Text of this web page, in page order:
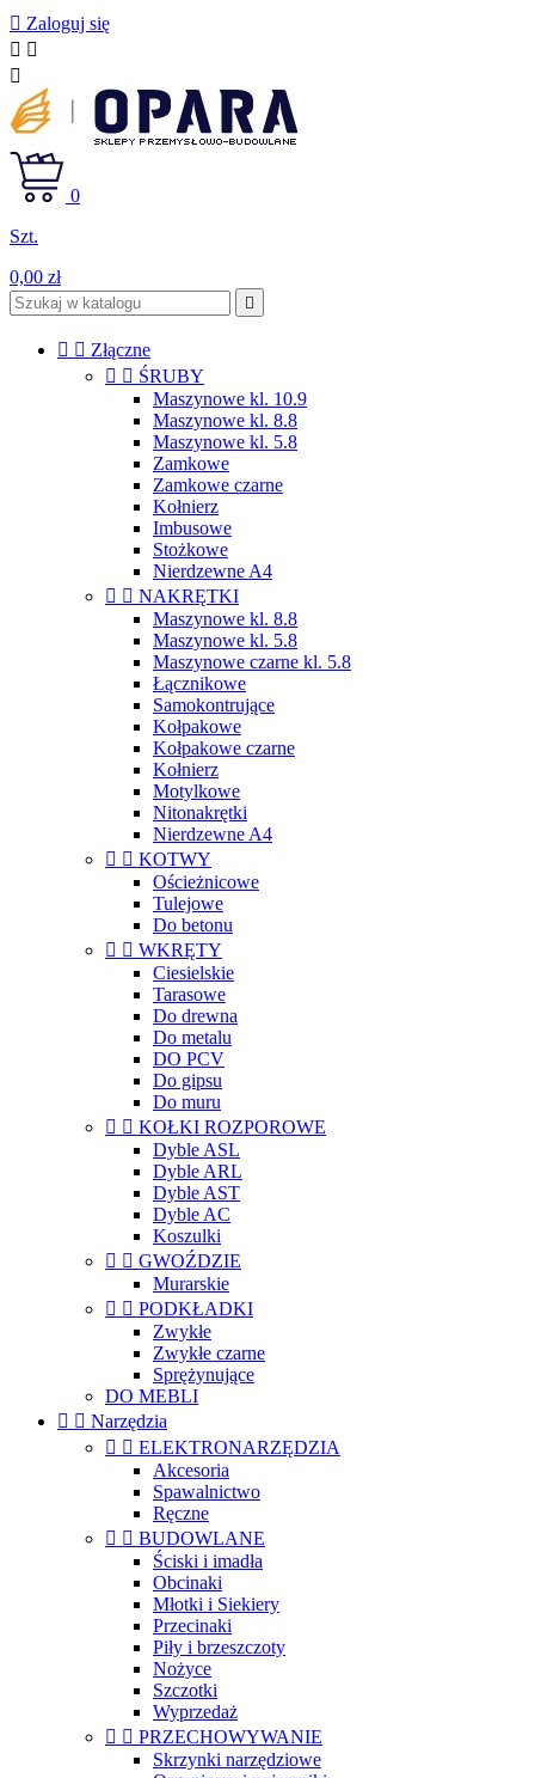
 Zaloguj się
 

0
Szt.
0,00 zł

  Złączne
  ŚRUBY
Maszynowe kl. 10.9
Maszynowe kl. 8.8
Maszynowe kl. 5.8
Zamkowe
Zamkowe czarne
Kołnierz
Imbusowe
Stożkowe
Nierdzewne A4
  NAKRĘTKI
Maszynowe kl. 8.8
Maszynowe kl. 5.8
Maszynowe czarne kl. 5.8
Łącznikowe
Samokontrujące
Kołpakowe
Kołpakowe czarne
Kołnierz
Motylkowe
Nitonakrętki
Nierdzewne A4
  KOTWY
Ościeżnicowe
Tulejowe
Do betonu
  WKRĘTY
Ciesielskie
Tarasowe
Do drewna
Do metalu
DO PCV
Do gipsu
Do muru
  KOŁKI ROZPOROWE
Dyble ASL
Dyble ARL
Dyble AST
Dyble AC
Koszulki
  GWOŹDZIE
Murarskie
  PODKŁADKI
Zwykłe
Zwykłe czarne
Sprężynujące
DO MEBLI
  Narzędzia
  ELEKTRONARZĘDZIA
Akcesoria
Spawalnictwo
Ręczne
  BUDOWLANE
Ściski i imadła
Obcinaki
Młotki i Siekiery
Przecinaki
Piły i brzeszczoty
Nożyce
Szczotki
Wyprzedaż
  PRZECHOWYWANIE
Skrzynki narzędziowe